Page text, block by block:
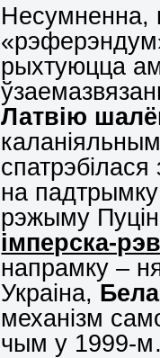
Несумненна,
рыхтуюцца
Латвію
на падтрымку
рэжыму
імперска-
напрамку –
Украіна,
механізм
чым у 1999-